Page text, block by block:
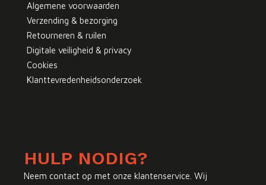
Algemene voorwaarden
Verzending & bezorging
Retourneren & ruilen
Digitale veiligheid & privacy
Cookies
Klanttevredenheidsonderzoek
HULP NODIG?
Neem contact op met onze klantenservice. Wij